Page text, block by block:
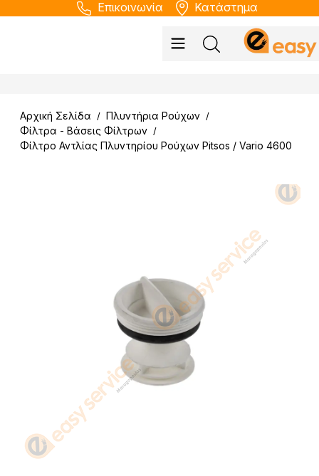
Επικοινωνία Κατάστημα
Αρχική Σελίδα / Πλυντήρια Ρούχων /
Φίλτρα - Βάσεις Φίλτρων /
Φίλτρο Αντλίας Πλυντηρίου Ρούχων Pitsos / Vario 4600